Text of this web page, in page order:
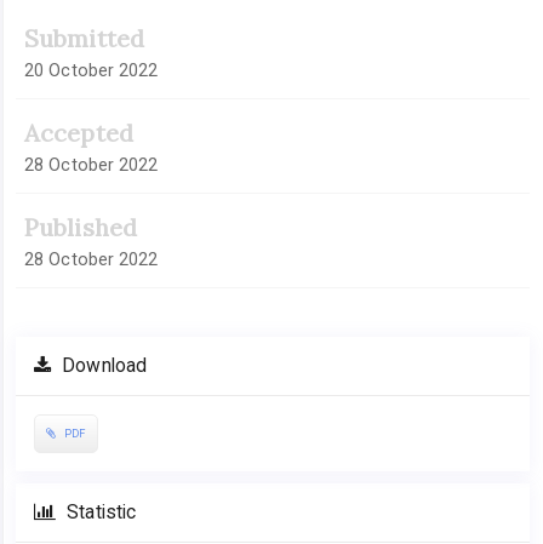
Submitted
20 October 2022
Accepted
28 October 2022
Published
28 October 2022
Download
PDF
Statistic